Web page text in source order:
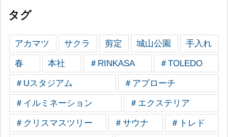
タグ
アカマツ サクラ 剪定 城山公園 手入れ
春 本社 ＃RINKASA ＃TOLEDO
＃Uスタジアム ＃アプローチ
＃イルミネーション ＃エクステリア
＃クリスマスツリー ＃サウナ ＃トレド